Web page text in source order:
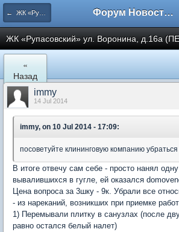
← ЖК «Рупасовский» Форум Новостройки
ЖК «Рупасовский» ул. Воронина, д.16а
«
Назад
immy
14 Jul 2014
immy, on 10 Jul 2014 - 17:09:
посоветуйте клининговую компанию
В итоге отвечу сам себе - просто нанял
вывалившихся в гугле, ей оказался
Цена вопроса за 3шку - 9к. Убрали все
- из нареканий, возникших при приемке
1) Перемывали плитку в санузлах (после
равно остался белый налет)